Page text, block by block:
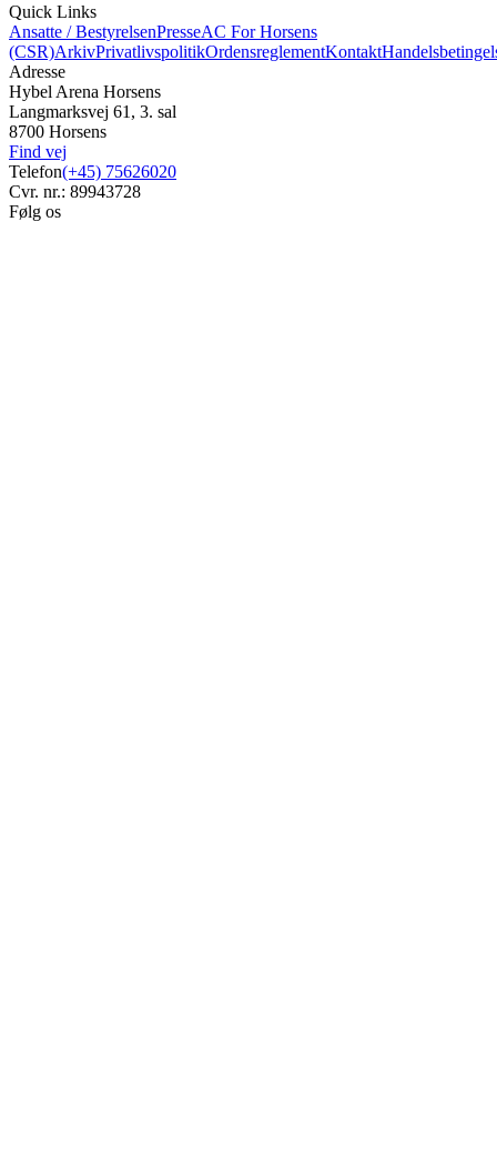
Quick Links
Ansatte / BestyrelsenPresseAC For Horsens
(CSR)ArkivPrivatlivspolitikOrdensreglementKontakt
Adresse
Hybel Arena Horsens
Langmarksvej 61, 3. sal
8700 Horsens
Find vej
Telefon(+45) 75626020
Cvr. nr.: 89943728
Følg os